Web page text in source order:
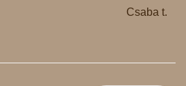
Csaba t.